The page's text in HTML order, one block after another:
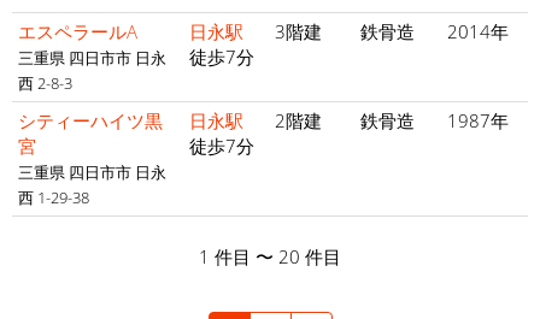
エスペラールA
三重県 四日市市 日永
西 2-8-3
日永駅
徒歩7分
3階建 鉄骨造 2014年
シティーハイツ黒
宮
三重県 四日市市 日永
西 1-29-38
日永駅
徒歩7分
2階建 鉄骨造 1987年
1 件目 〜 20 件目